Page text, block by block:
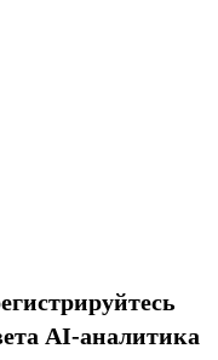
AI-аналитика